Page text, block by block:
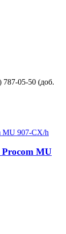
787-05-50 (доб.
MU